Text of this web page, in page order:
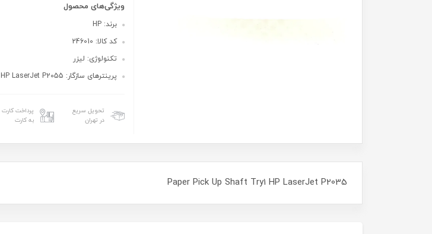
ویژگی‌های محصول
برند: HP
کد کالا: 246010
تکنولوژی: لیزر
پرینترهای سازگار: HP LaserJet P2035 HP LaserJet P2055
تحویل سریع
در تهران
پرداخت کارت
به کارت
Paper Pick Up Shaft Try1 HP LaserJet P2035